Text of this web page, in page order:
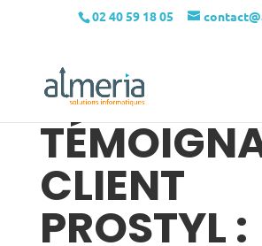
02 40 59 18 05
CLIENT
PROSTYL :